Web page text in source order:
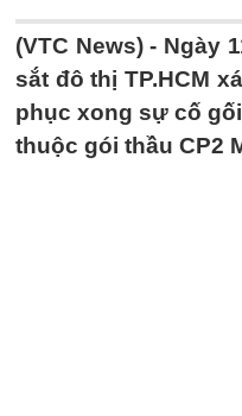
(VTC News) - Ngày
sắt đô thị TP.HCM
phục xong sự cố
thuộc gói thầu CP2